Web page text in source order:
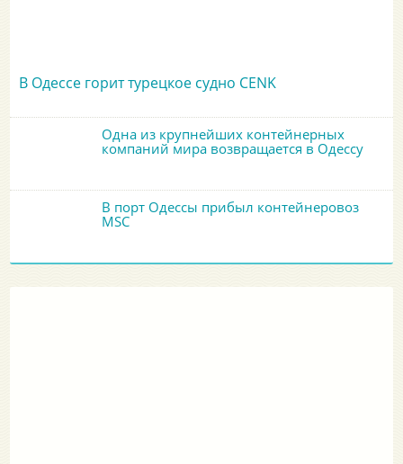
В Одессе горит турецкое судно CENK
Одна из крупнейших контейнерных
компаний мира возвращается в Одессу
В порт Одессы прибыл контейнеровоз
MSC